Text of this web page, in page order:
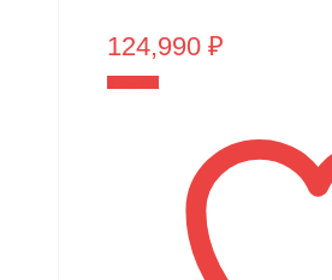
124,990 ₽